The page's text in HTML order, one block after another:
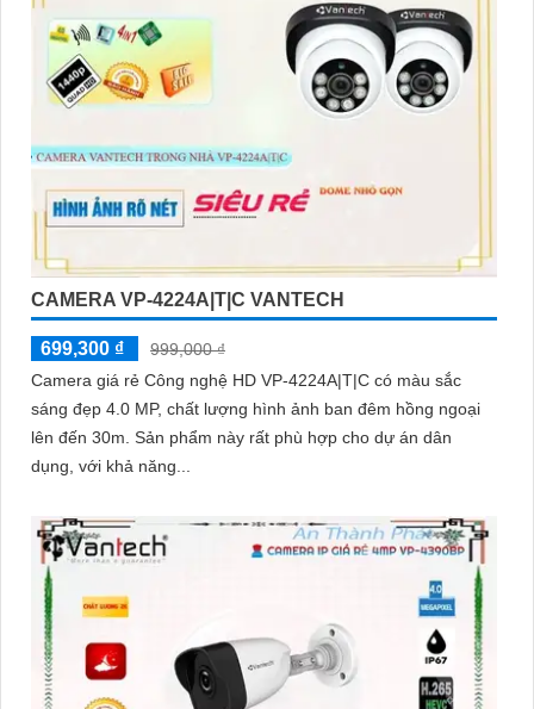
CAMERA VP-4224A|T|C VANTECH
699,300 ₫
999,000 ₫
Camera giá rẻ Công nghệ HD VP-4224A|T|C có màu sắc
sáng đẹp 4.0 MP, chất lượng hình ảnh ban đêm hồng ngoại
lên đến 30m. Sản phẩm này rất phù hợp cho dự án dân
dụng, với khả năng...